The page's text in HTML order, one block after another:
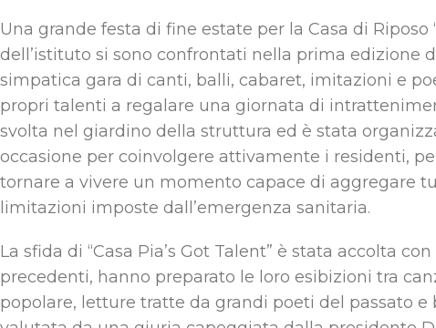
Una grande festa di fine estate per la Casa di
dell’istituto si sono confrontati nella prima edizione
simpatica gara di canti, balli, cabaret, imitazioni e
propri talenti a regalare una giornata di
svolta nel giardino della struttura ed è stata
occasione per coinvolgere attivamente i residenti,
tornare a vivere un momento capace di aggregare
limitazioni imposte dall’emergenza sanitaria.
La sfida di “Casa Pia’s Got Talent” è stata accolta
precedenti, hanno preparato le loro esibizioni tra
popolare, letture tratte da grandi poeti del passato